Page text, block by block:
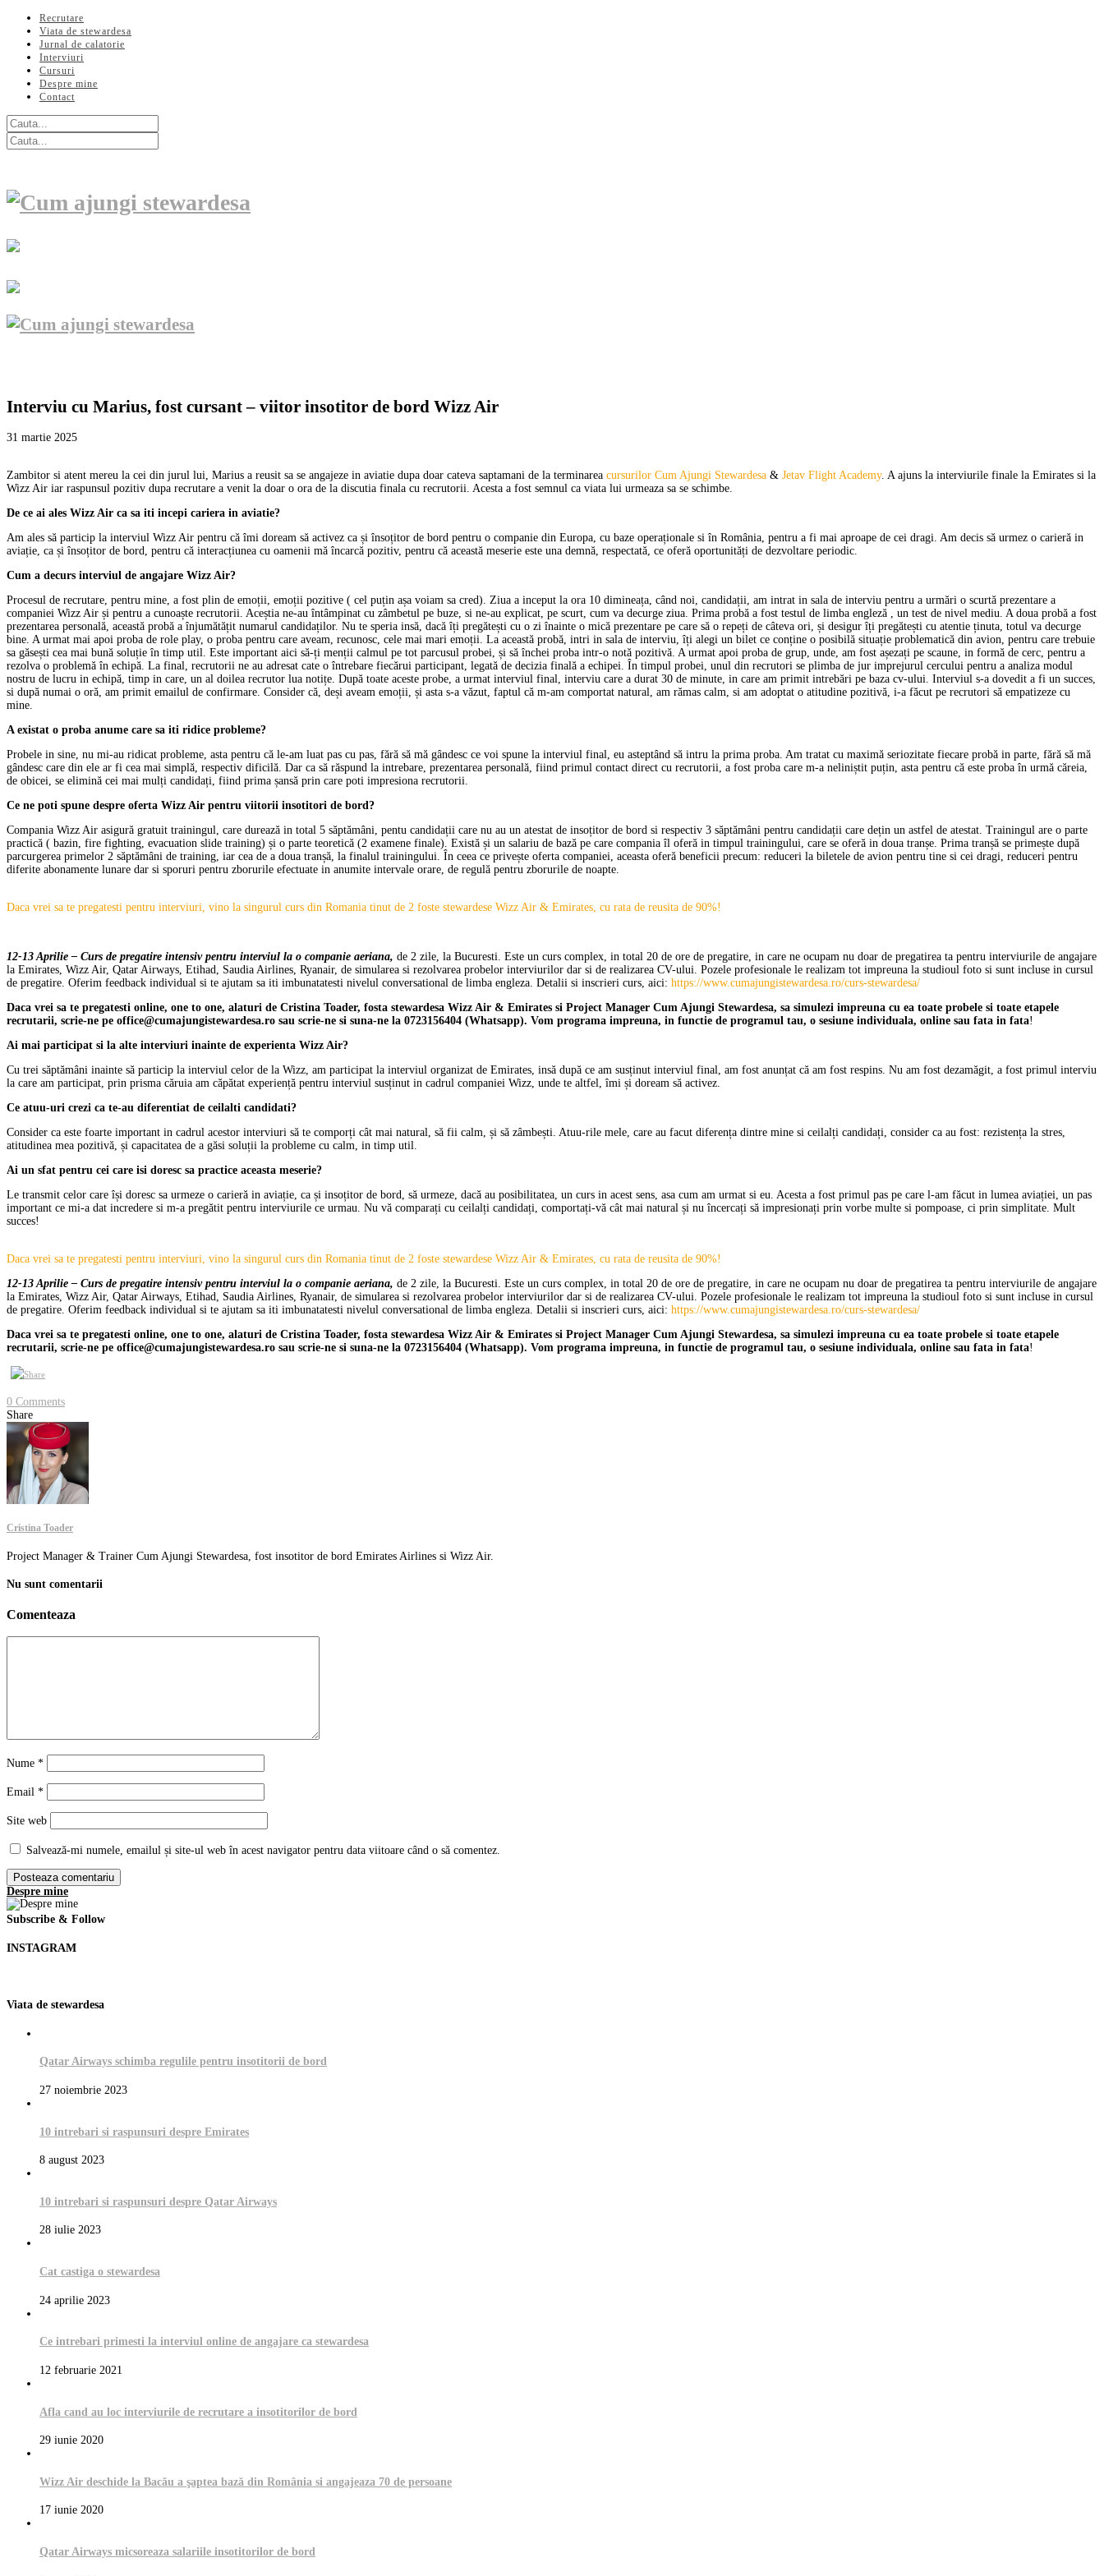
Recrutare
Viata de stewardesa
Jurnal de calatorie
Interviuri
Cursuri
Despre mine
Contact
Interviu cu Marius, fost cursant – viitor insotitor de bord Wizz Air
31 martie 2025
Zambitor si atent mereu la cei din jurul lui, Marius a reusit sa se angajeze in aviatie dupa doar cateva saptamani de la terminarea cursurilor Cum Ajungi Stewardesa & Jetav Flight Academy. A ajuns la interviurile finale la Emirates si la
Wizz Air iar raspunsul pozitiv dupa recrutare a venit la doar o ora de la discutia finala cu recrutorii. Acesta a fost semnul ca viata lui urmeaza sa se schimbe.
De ce ai ales Wizz Air ca sa iti incepi cariera in aviatie?
Am ales să particip la interviul Wizz Air pentru că îmi doream să activez ca și însoțitor de bord pentru o companie din Europa, cu baze operaționale si în România, pentru a fi mai aproape de cei dragi. Am decis să urmez o carieră in
aviație, ca și însoțitor de bord, pentru că interacțiunea cu oamenii mă încarcă pozitiv, pentru că această meserie este una demnă, respectată, ce oferă oportunități de dezvoltare periodic.
Cum a decurs interviul de angajare Wizz Air?
Procesul de recrutare, pentru mine, a fost plin de emoții, emoții pozitive ( cel puțin așa voiam sa cred). Ziua a inceput la ora 10 dimineața, când noi, candidații, am intrat in sala de interviu pentru a urmări o scurtă prezentare a
companiei Wizz Air și pentru a cunoaște recrutorii. Aceștia ne-au întâmpinat cu zâmbetul pe buze, si ne-au explicat, pe scurt, cum va decurge ziua. Prima probă a fost testul de limba engleză , un test de nivel mediu. A doua probă a fost
prezentarea personală, această probă a înjumătățit numarul candidaților. Nu te speria insă, dacă îți pregătești cu o zi înainte o mică prezentare pe care să o repeți de câteva ori, și desigur îți pregătești cu atentie ținuta, totul va decurge
bine. A urmat mai apoi proba de role play, o proba pentru care aveam, recunosc, cele mai mari emoții. La această probă, intri in sala de interviu, îți alegi un bilet ce conține o posibilă situație problematică din avion, pentru care trebuie
sa găsești cea mai bună soluție în timp util. Este important aici să-ți menții calmul pe tot parcusul probei, și să închei proba intr-o notă pozitivă. A urmat apoi proba de grup, unde, am fost așezați pe scaune, in formă de cerc, pentru a
rezolva o problemă în echipă. La final, recrutorii ne au adresat cate o întrebare fiecărui participant, legată de decizia finală a echipei. În timpul probei, unul din recrutori se plimba de jur imprejurul cercului pentru a analiza modul
nostru de lucru in echipă, timp in care, un al doilea recrutor lua notițe. După toate aceste probe, a urmat interviul final, interviu care a durat 30 de minute, in care am primit intrebări pe baza cv-ului. Interviul s-a dovedit a fi un succes,
si după numai o oră, am primit emailul de confirmare. Consider că, deși aveam emoții, și asta s-a văzut, faptul că m-am comportat natural, am rămas calm, si am adoptat o atitudine pozitivă, i-a făcut pe recrutori să empatizeze cu
mine.
A existat o proba anume care sa iti ridice probleme?
Probele in sine, nu mi-au ridicat probleme, asta pentru că le-am luat pas cu pas, fără să mă gândesc ce voi spune la interviul final, eu asteptând să intru la prima proba. Am tratat cu maximă seriozitate fiecare probă in parte, fără să mă
gândesc care din ele ar fi cea mai simplă, respectiv dificilă. Dar ca să răspund la intrebare, prezentarea personală, fiind primul contact direct cu recrutorii, a fost proba care m-a neliniștit puțin, asta pentru că este proba în urmă căreia,
de obicei, se elimină cei mai mulți candidați, fiind prima șansă prin care poti impresiona recrutorii.
Ce ne poti spune despre oferta Wizz Air pentru viitorii insotitori de bord?
Compania Wizz Air asigură gratuit trainingul, care durează in total 5 săptămâni, pentu candidații care nu au un atestat de insoțitor de bord si respectiv 3 săptămâni pentru candidații care dețin un astfel de atestat. Trainingul are o parte
practică ( bazin, fire fighting, evacuation slide training) și o parte teoretică (2 examene finale). Există și un salariu de bază pe care compania îl oferă in timpul trainingului, care se oferă in doua tranșe. Prima tranșă se primește după
parcurgerea primelor 2 săptămâni de training, iar cea de a doua tranșă, la finalul trainingului. În ceea ce privește oferta companiei, aceasta oferă beneficii precum: reduceri la biletele de avion pentru tine si cei dragi, reduceri pentru
diferite abonamente lunare dar si sporuri pentru zborurile efectuate in anumite intervale orare, de regulă pentru zborurile de noapte.
Daca vrei sa te pregatesti pentru interviuri, vino la singurul curs din Romania tinut de 2 foste stewardese Wizz Air & Emirates, cu rata de reusita de 90%!
12-13 Aprilie – Curs de pregatire intensiv pentru interviul la o companie aeriana, de 2 zile, la Bucuresti. Este un curs complex, in total 20 de ore de pregatire, in care ne ocupam nu doar de pregatirea ta pentru interviurile de angajare
la Emirates, Wizz Air, Qatar Airways, Etihad, Saudia Airlines, Ryanair, de simularea si rezolvarea probelor interviurilor dar si de realizarea CV-ului. Pozele profesionale le realizam tot impreuna la studioul foto si sunt incluse in cursul
de pregatire. Oferim feedback individual si te ajutam sa iti imbunatatesti nivelul conversational de limba engleza. Detalii si inscrieri curs, aici: https://www.cumajungistewardesa.ro/curs-stewardesa/
Daca vrei sa te pregatesti online, one to one, alaturi de Cristina Toader, fosta stewardesa Wizz Air & Emirates si Project Manager Cum Ajungi Stewardesa, sa simulezi impreuna cu ea toate probele si toate etapele
recrutarii, scrie-ne pe office@cumajungistewardesa.ro sau scrie-ne si suna-ne la 0723156404 (Whatsapp). Vom programa impreuna, in functie de programul tau, o sesiune individuala, online sau fata in fata!
Ai mai participat si la alte interviuri inainte de experienta Wizz Air?
Cu trei săptămâni inainte să particip la interviul celor de la Wizz, am participat la interviul organizat de Emirates, insă după ce am susținut interviul final, am fost anunțat că am fost respins. Nu am fost dezamăgit, a fost primul interviu
la care am participat, prin prisma căruia am căpătat experiență pentru interviul susținut in cadrul companiei Wizz, unde te altfel, îmi și doream să activez.
Ce atuu-uri crezi ca te-au diferentiat de ceilalti candidati?
Consider ca este foarte important in cadrul acestor interviuri să te comporți cât mai natural, să fii calm, și să zâmbești. Atuu-rile mele, care au facut diferența dintre mine si ceilalți candidați, consider ca au fost: rezistența la stres,
atitudinea mea pozitivă, și capacitatea de a găsi soluții la probleme cu calm, in timp util.
Ai un sfat pentru cei care isi doresc sa practice aceasta meserie?
Le transmit celor care își doresc sa urmeze o carieră in aviație, ca și insoțitor de bord, să urmeze, dacă au posibilitatea, un curs in acest sens, asa cum am urmat si eu. Acesta a fost primul pas pe care l-am făcut in lumea aviației, un pas
important ce mi-a dat incredere si m-a pregătit pentru interviurile ce urmau. Nu vă comparați cu ceilalți candidați, comportați-vă cât mai natural și nu încercați să impresionați prin vorbe multe si pompoase, ci prin simplitate. Mult
succes!
Daca vrei sa te pregatesti pentru interviuri, vino la singurul curs din Romania tinut de 2 foste stewardese Wizz Air & Emirates, cu rata de reusita de 90%!
12-13 Aprilie – Curs de pregatire intensiv pentru interviul la o companie aeriana, de 2 zile, la Bucuresti. Este un curs complex, in total 20 de ore de pregatire, in care ne ocupam nu doar de pregatirea ta pentru interviurile de angajare
la Emirates, Wizz Air, Qatar Airways, Etihad, Saudia Airlines, Ryanair, de simularea si rezolvarea probelor interviurilor dar si de realizarea CV-ului. Pozele profesionale le realizam tot impreuna la studioul foto si sunt incluse in cursul
de pregatire. Oferim feedback individual si te ajutam sa iti imbunatatesti nivelul conversational de limba engleza. Detalii si inscrieri curs, aici: https://www.cumajungistewardesa.ro/curs-stewardesa/
Daca vrei sa te pregatesti online, one to one, alaturi de Cristina Toader, fosta stewardesa Wizz Air & Emirates si Project Manager Cum Ajungi Stewardesa, sa simulezi impreuna cu ea toate probele si toate etapele
recrutarii, scrie-ne pe office@cumajungistewardesa.ro sau scrie-ne si suna-ne la 0723156404 (Whatsapp). Vom programa impreuna, in functie de programul tau, o sesiune individuala, online sau fata in fata!
0 Comments
Share
Cristina Toader
Project Manager & Trainer Cum Ajungi Stewardesa, fost insotitor de bord Emirates Airlines si Wizz Air.
Nu sunt comentarii
Comenteaza
Nume *
Email *
Site web
Salvează-mi numele, emailul și site-ul web în acest navigator pentru data viitoare când o să comentez.
Despre mine
Subscribe & Follow
INSTAGRAM
Viata de stewardesa
Qatar Airways schimba regulile pentru insotitorii de bord
27 noiembrie 2023
10 intrebari si raspunsuri despre Emirates
8 august 2023
10 intrebari si raspunsuri despre Qatar Airways
28 iulie 2023
Cat castiga o stewardesa
24 aprilie 2023
Ce intrebari primesti la interviul online de angajare ca stewardesa
12 februarie 2021
Afla cand au loc interviurile de recrutare a insotitorilor de bord
29 iunie 2020
Wizz Air deschide la Bacău a şaptea bază din România si angajeaza 70 de persoane
17 iunie 2020
Qatar Airways micsoreaza salariile insotitorilor de bord